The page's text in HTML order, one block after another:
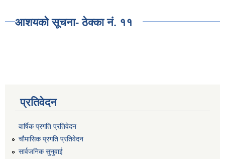
आशयको सूचना- ठेक्का नं. ११
प्रतिवेदन
वार्षिक प्रगति प्रतिवेदन
चौमासिक प्रगति प्रतिवेदन
सार्वजनिक सुनुवाई